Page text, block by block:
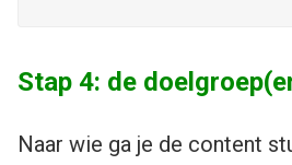
Stap 4: de
Naar wie ga je de content